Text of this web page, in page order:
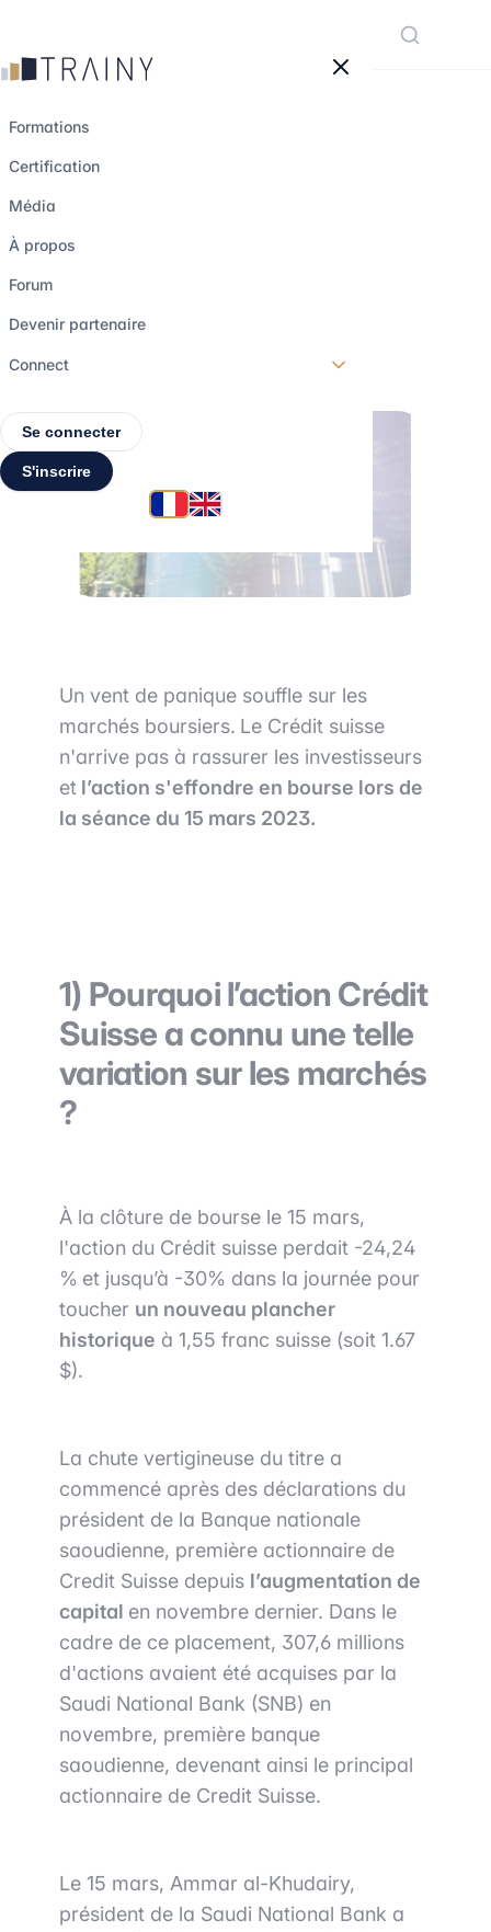
Formations
Certification
Média
À propos
Forum
Devenir partenaire
Connect
Se connecter
S'inscrire
rachat du Crédit
20 mars 2023 4 min de lecture
Un vent de panique souffle sur les
marchés boursiers. Le Crédit suisse
n'arrive pas à rassurer les investisseurs
et l’action s'effondre en bourse lors de
la séance du 15 mars 2023.
1) Pourquoi l’action Crédit
Suisse a connu une telle
variation sur les marchés
?
À la clôture de bourse le 15 mars,
l'action du Crédit suisse perdait -24,24
% et jusqu’à -30% dans la journée pour
toucher un nouveau plancher
historique à 1,55 franc suisse (soit 1.67
$).
La chute vertigineuse du titre a
commencé après des déclarations du
président de la Banque nationale
saoudienne, première actionnaire de
Credit Suisse depuis l’augmentation de
capital en novembre dernier. Dans le
cadre de ce placement, 307,6 millions
d'actions avaient été acquises par la
Saudi National Bank (SNB) en
novembre, première banque
saoudienne, devenant ainsi le principal
actionnaire de Credit Suisse.
Le 15 mars, Ammar al-Khudairy,
président de la Saudi National Bank a